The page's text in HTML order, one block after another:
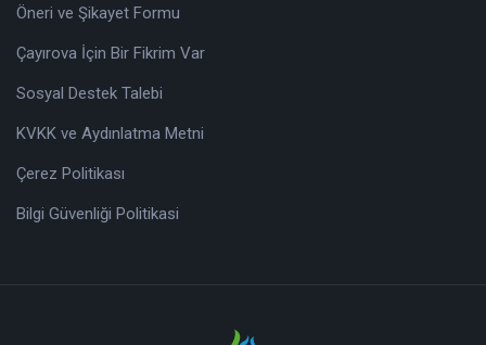
Öneri ve Şikayet Formu
Çayırova İçin Bir Fikrim Var
Sosyal Destek Talebi
KVKK ve Aydınlatma Metni
Çerez Politikası
Bilgi Güvenliği Politikasi